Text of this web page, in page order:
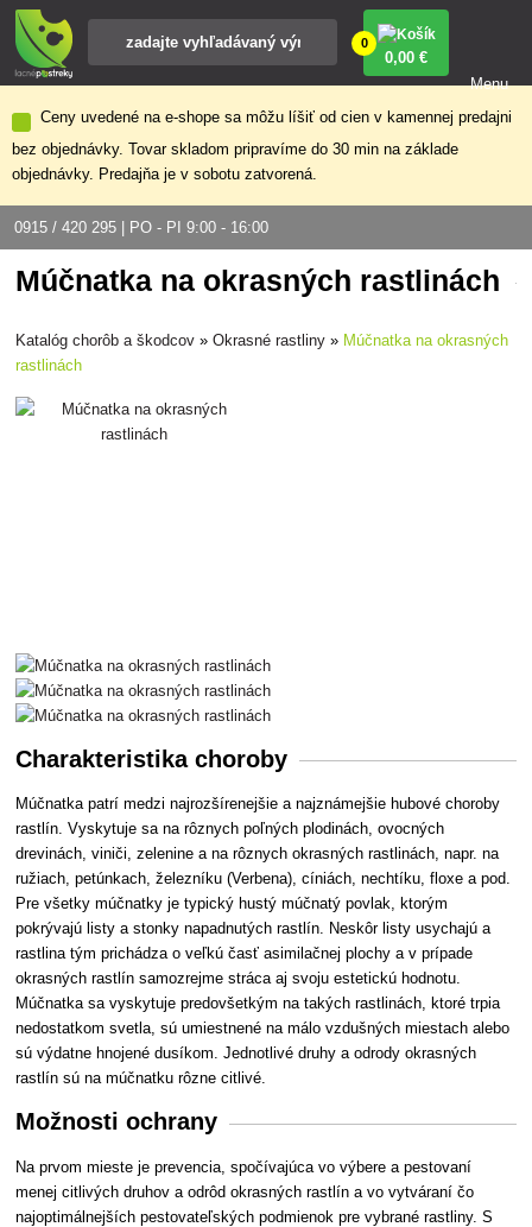
Ceny uvedené na e-shope sa môžu líšiť od cien v kamennej predajni
bez objednávky. Tovar skladom pripravíme do 30 min na základe
objednávky. Predajňa je v sobotu zatvorená.
0915 / 420 295 | PO - PI 9:00 - 16:00
0
0,00 €
Menu
Múčnatka na okrasných rastlinách
Katalóg chorôb a škodcov »Okrasné rastliny » Múčnatka na okrasných
rastlinách
Charakteristika choroby
Múčnatka patrí medzi najrozšírenejšie a najznámejšie hubové choroby
rastlín. Vyskytuje sa na rôznych poľných plodinách, ovocných
drevinách, viniči, zelenine a na rôznych okrasných rastlinách, napr. na
ružiach, petúnkach, železníku (Verbena), cíniách, nechtíku, floxe a pod.
Pre všetky múčnatky je typický hustý múčnatý povlak, ktorým
pokrývajú listy a stonky napadnutých rastlín. Neskôr listy usychajú a
rastlina tým prichádza o veľkú časť asimilačnej plochy a v prípade
okrasných rastlín samozrejme stráca aj svoju estetickú hodnotu.
Múčnatka sa vyskytuje predovšetkým na takých rastlinách, ktoré trpia
nedostatkom svetla, sú umiestnené na málo vzdušných miestach alebo
sú výdatne hnojené dusíkom. Jednotlivé druhy a odrody okrasných
rastlín sú na múčnatku rôzne citlivé.
Možnosti ochrany
Na prvom mieste je prevencia, spočívajúca vo výbere a pestovaní
menej citlivých druhov a odrôd okrasných rastlín a vo vytváraní čo
najoptimálnejších pestovateľských podmienok pre vybrané rastliny. S